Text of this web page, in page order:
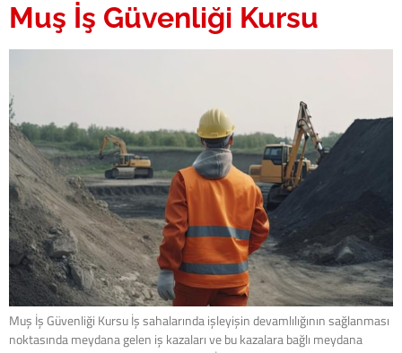
Muş İş Güvenliği Kursu
Muş İş Güvenliği Kursu İş sahalarında işleyişin devamlılığının sağlanması
noktasında meydana gelen iş kazaları ve bu kazalara bağlı meydana